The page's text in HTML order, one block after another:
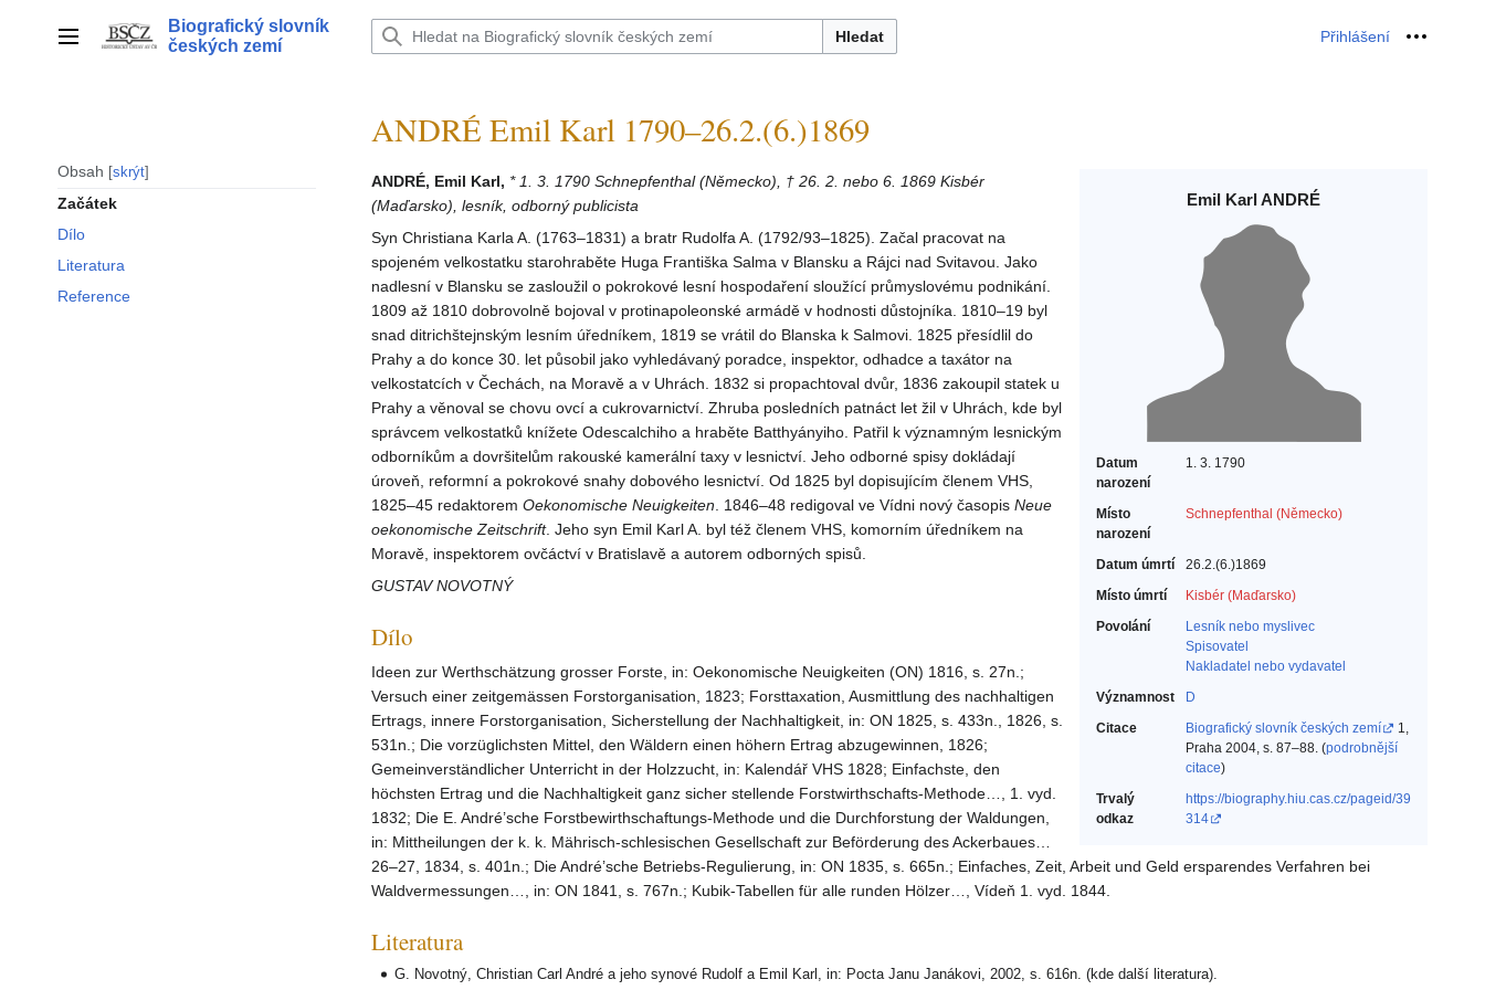
Hlavní menu
Biografický slovník
českých zemí
Hledat Přihlášení Osobní
Obsah skrýt
Začátek
Dílo
Literatura
Reference
ANDRÉ Emil Karl 1790–26.2.(6.)1869
Emil Karl ANDRÉ
Datum
narození
1. 3. 1790
Místo
narození
Schnepfenthal (Německo)
Datum úmrtí
26.2.(6.)1869
Místo úmrtí
Kisbér (Maďarsko)
Povolání
Lesník nebo myslivec‎
Spisovatel‎
Nakladatel nebo vydavatel‎
Významnost
D
Citace
Biografický slovník českých zemí
1,
Praha 2004, s. 87–88. (podrobnější
citace)
Trvalý
odkaz
https://biography.hiu.cas.cz/pageid/39
314
ANDRÉ, Emil Karl, * 1. 3. 1790 Schnepfenthal (Německo), † 26. 2. nebo 6. 1869 Kisbér
(Maďarsko), lesník, odborný publicista
Syn Christiana Karla A. (1763–1831) a bratr Rudolfa A. (1792/93–1825). Začal pracovat na
spojeném velkostatku starohraběte Huga Františka Salma v Blansku a Rájci nad Svitavou. Jako
nadlesní v Blansku se zasloužil o pokrokové lesní hospodaření sloužící průmyslovému podnikání.
1809 až 1810 dobrovolně bojoval v protinapoleonské armádě v hodnosti důstojníka. 1810–19 byl
snad ditrichštejnským lesním úředníkem, 1819 se vrátil do Blanska k Salmovi. 1825 přesídlil do
Prahy a do konce 30. let působil jako vyhledávaný poradce, inspektor, odhadce a taxátor na
velkostatcích v Čechách, na Moravě a v Uhrách. 1832 si propachtoval dvůr, 1836 zakoupil statek u
Prahy a věnoval se chovu ovcí a cukrovarnictví. Zhruba posledních patnáct let žil v Uhrách, kde byl
správcem velkostatků knížete Odescalchiho a hraběte Batthyányiho. Patřil k významným lesnickým
odborníkům a dovršitelům rakouské kamerální taxy v lesnictví. Jeho odborné spisy dokládají
úroveň, reformní a pokrokové snahy dobového lesnictví. Od 1825 byl dopisujícím členem VHS,
1825–45 redaktorem Oekonomische Neuigkeiten . 1846–48 redigoval ve Vídni nový časopis Neue
oekonomische Zeitschrift. Jeho syn Emil Karl A. byl též členem VHS, komorním úředníkem na
Moravě, inspektorem ovčáctví v Bratislavě a autorem odborných spisů.
GUSTAV NOVOTNÝ
Dílo
Ideen zur Werthschätzung grosser Forste, in: Oekonomische Neuigkeiten (ON) 1816, s. 27n.;
Versuch einer zeitgemässen Forstorganisation, 1823; Forsttaxation, Ausmittlung des nachhaltigen
Ertrags, innere Forstorganisation, Sicherstellung der Nachhaltigkeit, in: ON 1825, s. 433n., 1826, s.
531n.; Die vorzüglichsten Mittel, den Wäldern einen höhern Ertrag abzugewinnen, 1826;
Gemeinverständlicher Unterricht in der Holzzucht, in: Kalendář VHS 1828; Einfachste, den
höchsten Ertrag und die Nachhaltigkeit ganz sicher stellende Forstwirthschafts-Methode…, 1. vyd.
1832; Die E. André’sche Forstbewirthschaftungs-Methode und die Durchforstung der Waldungen,
in: Mittheilungen der k. k. Mährisch-schlesischen Gesellschaft zur Beförderung des Ackerbaues…
26–27, 1834, s. 401n.; Die André’sche Betriebs-Regulierung, in: ON 1835, s. 665n.; Einfaches, Zeit, Arbeit und Geld ersparendes Verfahren bei
Waldvermessungen…, in: ON 1841, s. 767n.; Kubik-Tabellen für alle runden Hölzer…, Vídeň 1. vyd. 1844.
Literatura
G. Novotný, Christian Carl André a jeho synové Rudolf a Emil Karl, in: Pocta Janu Janákovi, 2002, s. 616n. (kde další literatura).